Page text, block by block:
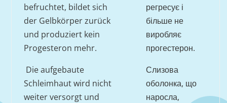
befruchtet, bildet sich
der Gelbkörper zurück
und produziert kein
Progesteron mehr.
Die aufgebaute
Schleimhaut wird nicht
weiter versorgt und
регресує і
більше не
виробляє
прогестерон.
Слизова
оболонка, що
наросла,